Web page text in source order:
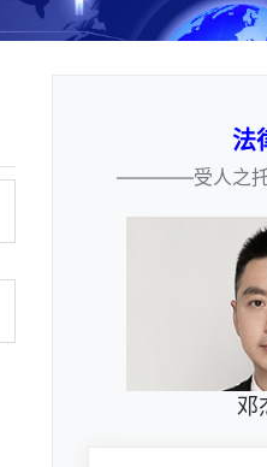
法
————受人之
邓